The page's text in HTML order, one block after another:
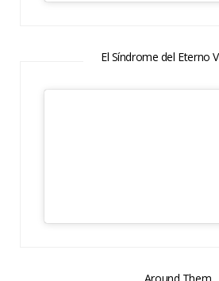
El Síndrome del Eterno
Around Them